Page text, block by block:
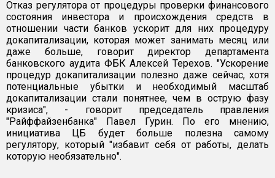
Отказ регулятора от процедуры проверки финансового
состояния инвестора и происхождения средств в
отношении части банков ускорит для них процедуру
докапитализации, которая может занимать месяц или
даже больше, говорит директор департамента
банковского аудита ФБК Алексей Терехов. "Ускорение
процедур докапитализации полезно даже сейчас, хотя
потенциальные убытки и необходимый масштаб
докапитализации стали понятнее, чем в острую фазу
кризиса", - говорит председатель правления
"Райффайзенбанка" Павел Гурин. По его мнению,
инициатива ЦБ будет больше полезна самому
регулятору, который "избавит себя от работы, делать
которую необязательно".